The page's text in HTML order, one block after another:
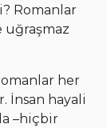
Romanlar
uğraşmaz
her
İnsan hayali
–hiçbir